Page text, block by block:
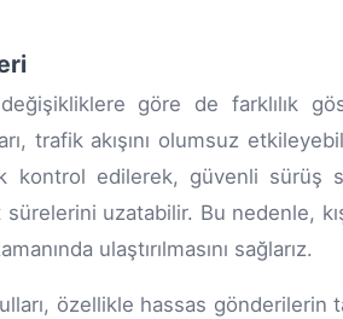
göre de farklılık
trafik akışını olumsuz
edilerek, güvenli sürüş
sürelerini uzatabilir. Bu nedenle,
ulaştırılmasını sağlarız.
özellikle hassas gönderilerin